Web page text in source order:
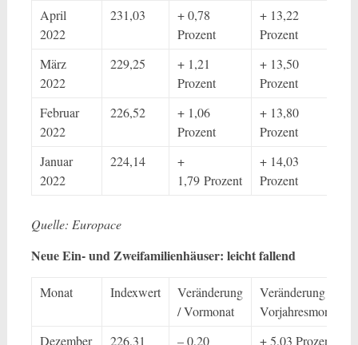
April
2022
231,03
+ 0,78
Prozent
+ 13,22
Prozent
März
2022
229,25
+ 1,21
Prozent
+ 13,50
Prozent
Februar
2022
226,52
+ 1,06
Prozent
+ 13,80
Prozent
Januar
2022
224,14
+
1,79 Prozent
+ 14,03
Prozent
Quelle: Europace
Neue Ein- und Zweifamilienhäuser: leicht fallend
Monat Indexwert
Veränderung
/ Vormonat
Veränderung /
Vorjahresmonat
Dezember
226,31
– 0,20
+ 5,03 Prozent